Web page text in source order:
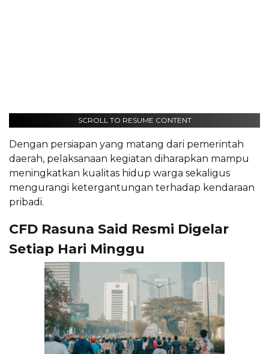
SCROLL TO RESUME CONTENT
Dengan persiapan yang matang dari pemerintah
daerah, pelaksanaan kegiatan diharapkan mampu
meningkatkan kualitas hidup warga sekaligus
mengurangi ketergantungan terhadap kendaraan
pribadi.
CFD Rasuna Said Resmi Digelar
Setiap Hari Minggu